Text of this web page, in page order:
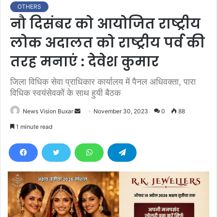
OTHERS
नौ दिसंबर को आयोजित राष्ट्रीय
लोक अदालत को राष्ट्रीय पर्व की
तरह मनाएं : देवेश कुमार
जिला विधिक सेवा प्राधिकार कार्यालय में पैनल अधिवक्ता, पारा
विधिक स्वयंसेवकों के साथ हुयी बैठक
News Vision Buxar
d
e
m
a
November 30, 2023 0 88
1 minute read